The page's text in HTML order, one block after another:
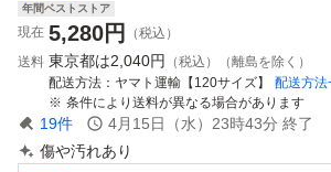
年間ベストストア
現在 5,280円
（税込）
送料 東京都は2,040円
（税込）（離島を除く）
配送方法
ヤマト運輸【120サイズ】
配送方法
条件により送料が異なる場合があります
19件 4月15日（水）23時43分 終了
傷や汚れあり